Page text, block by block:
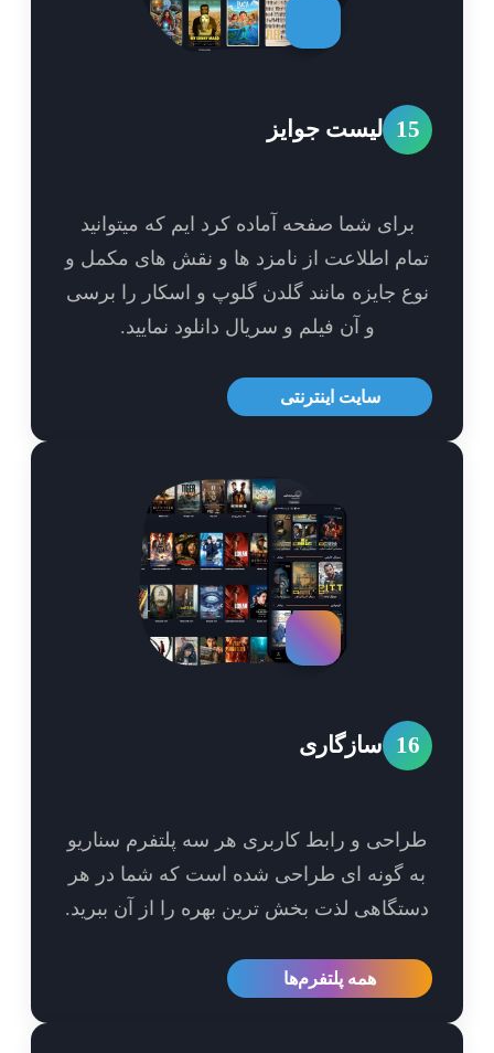
لیست جوایز
برای شما صفحه آماده کرد ایم که میتوانید
اطلاعت از نامزد ها و نقش های مکمل و
جایزه مانند گلدن گلوپ و اسکار را برسی
و آن فیلم و سریال دانلود نمایید.
سایت اینترنتی
سازگاری
و رابط کاربری هر سه پلتفرم سناریو
گونه ای طراحی شده است که شما در هر
لذت بخش ترین بهره را از آن ببرید.
همه پلتفرم‌ها